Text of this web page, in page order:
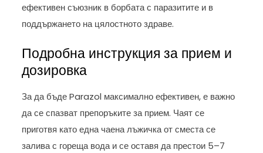
ефективен съюзник в борбата с паразитите и в
поддържането на цялостното здраве.
Подробна инструкция за прием и
дозировка
За да бъде Parazol максимално ефективен, е важно
да се спазват препоръките за прием. Чаят се
приготвя като една чаена лъжичка от сместа се
залива с гореща вода и се оставя да престои 5–7